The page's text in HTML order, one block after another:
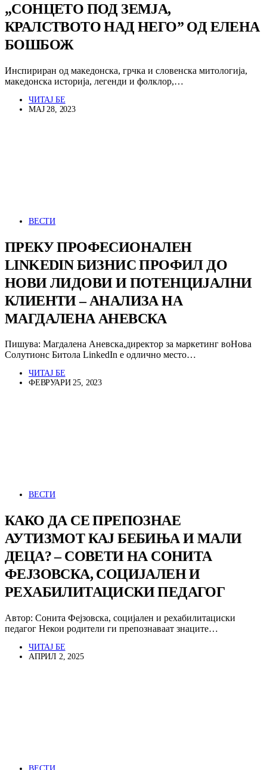
„СОНЦЕТО ПОД ЗЕМЈА,
КРАЛСТВОТО НАД НЕГО” ОД ЕЛЕНА
БОШБОЖ
Инспириран од македонска, грчка и словенска митологија,
македонска историја, легенди и фолклор,…
ЧИТАЈ БЕ
МАЈ 28, 2023
ВЕСТИ
ПРЕКУ ПРОФЕСИОНАЛЕН
LINKEDIN БИЗНИС ПРОФИЛ ДО
НОВИ ЛИДОВИ И ПОТЕНЦИЈАЛНИ
КЛИЕНТИ – АНАЛИЗА НА
МАГДАЛЕНА АНЕВСКА
Пишува: Магдалена Аневска,директор за маркетинг воНова
Солутионс Битола LinkedIn е одлично место…
ЧИТАЈ БЕ
ФЕВРУАРИ 25, 2023
ВЕСТИ
КАКО ДА СЕ ПРЕПОЗНАЕ
АУТИЗМОТ КАЈ БЕБИЊА И МАЛИ
ДЕЦА? – СОВЕТИ НА СОНИТА
ФЕЈЗОВСКА, СОЦИЈАЛЕН И
РЕХАБИЛИТАЦИСКИ ПЕДАГОГ
Автор: Сонита Фејзовска, социјален и рехабилитациски
педагог Некои родители ги препознаваат знаците…
ЧИТАЈ БЕ
АПРИЛ 2, 2025